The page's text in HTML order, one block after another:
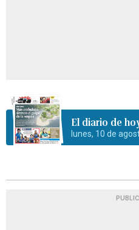
El diario de
lunes, 10 de